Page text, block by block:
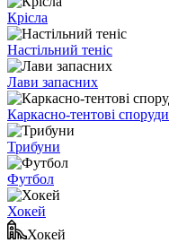
Крісла
Настільний теніс
Лави запасних
Каркасно-тентові споруди
Трибуни
Футбол
Хокей
Хокей